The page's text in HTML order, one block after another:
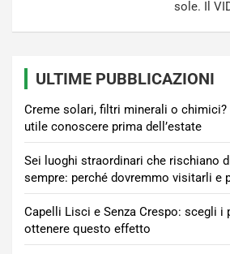
sole. Il
ULTIME PUBBLICAZIONI
Creme solari, filtri minerali o chimici?
utile conoscere prima dell’estate
Sei luoghi straordinari che rischiano
sempre: perché dovremmo visitarli e
Capelli Lisci e Senza Crespo: scegli i
ottenere questo effetto